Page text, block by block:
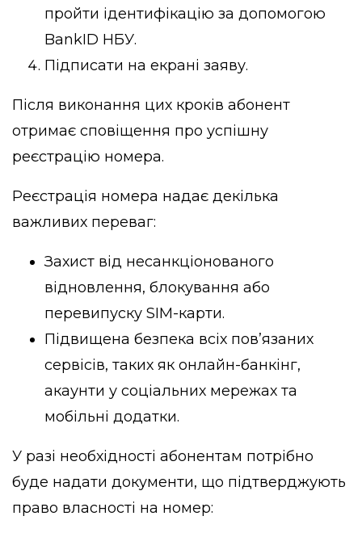
пройти ідентифікацію за допомогою
BankID НБУ.
Підписати на екрані заяву.
Після виконання цих кроків абонент
отримає сповіщення про успішну
реєстрацію номера.
Реєстрація номера надає декілька
важливих переваг:
Захист від несанкціонованого
відновлення, блокування або
перевипуску SIM-карти.
Підвищена безпека всіх пов’язаних
сервісів, таких як онлайн-банкінг,
акаунти у соціальних мережах та
мобільні додатки.
У разі необхідності абонентам потрібно
буде надати документи, що підтверджують
право власності на номер: